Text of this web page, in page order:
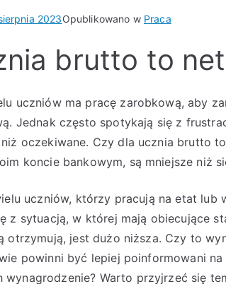
2023Opublikowano w Praca
brutto to
uczniów ma pracę zarobkową, aby
Jednak często spotykają się z
oczekiwane. Czy dla ucznia brutto
koncie bankowym, są mniejsze niż
uczniów, którzy pracują na etat lub
z sytuacją, w której mają obiecujące
otrzymują, jest dużo niższa. Czy to
powinni być lepiej poinformowani
wynagrodzenie? Warto przyjrzeć się